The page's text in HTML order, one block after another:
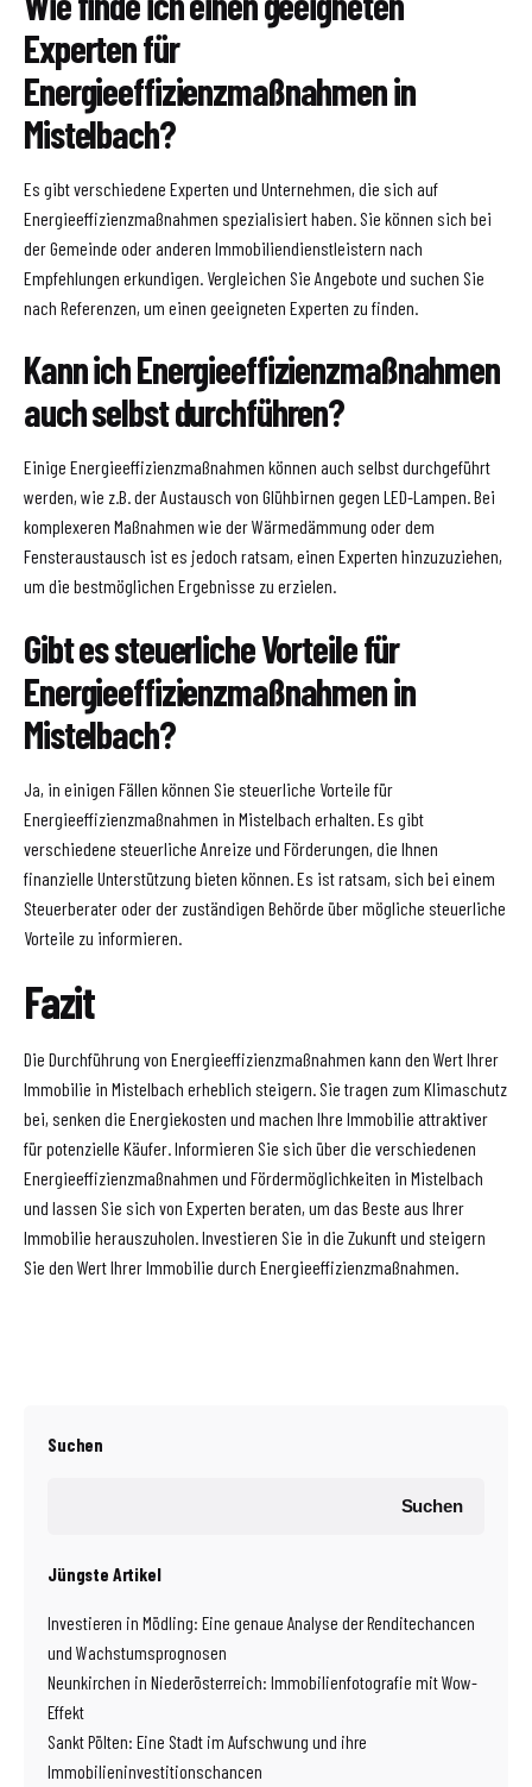
Experten für
Energieeffizienzmaßnahmen in
Mistelbach?
Es gibt verschiedene Experten und Unternehmen, die sich auf
Energieeffizienzmaßnahmen spezialisiert haben. Sie können sich bei
der Gemeinde oder anderen Immobiliendienstleistern nach
Empfehlungen erkundigen. Vergleichen Sie Angebote und suchen Sie
nach Referenzen, um einen geeigneten Experten zu finden.
Kann ich Energieeffizienzmaßnahmen
auch selbst durchführen?
Einige Energieeffizienzmaßnahmen können auch selbst durchgeführt
werden, wie z.B. der Austausch von Glühbirnen gegen LED-Lampen. Bei
komplexeren Maßnahmen wie der Wärmedämmung oder dem
Fensteraustausch ist es jedoch ratsam, einen Experten hinzuzuziehen,
um die bestmöglichen Ergebnisse zu erzielen.
Gibt es steuerliche Vorteile für
Energieeffizienzmaßnahmen in
Mistelbach?
Ja, in einigen Fällen können Sie steuerliche Vorteile für
Energieeffizienzmaßnahmen in Mistelbach erhalten. Es gibt
verschiedene steuerliche Anreize und Förderungen, die Ihnen
finanzielle Unterstützung bieten können. Es ist ratsam, sich bei einem
Steuerberater oder der zuständigen Behörde über mögliche steuerliche
Vorteile zu informieren.
Fazit
Die Durchführung von Energieeffizienzmaßnahmen kann den Wert Ihrer
Immobilie in Mistelbach erheblich steigern. Sie tragen zum Klimaschutz
bei, senken die Energiekosten und machen Ihre Immobilie attraktiver
für potenzielle Käufer. Informieren Sie sich über die verschiedenen
Energieeffizienzmaßnahmen und Fördermöglichkeiten in Mistelbach
und lassen Sie sich von Experten beraten, um das Beste aus Ihrer
Immobilie herauszuholen. Investieren Sie in die Zukunft und steigern
Sie den Wert Ihrer Immobilie durch Energieeffizienzmaßnahmen.
Suchen
Suchen
Jüngste Artikel
Investieren in Mödling: Eine genaue Analyse der Renditechancen
und Wachstumsprognosen
Neunkirchen in Niederösterreich: Immobilienfotografie mit Wow-
Effekt
Sankt Pölten: Eine Stadt im Aufschwung und ihre
Immobilieninvestitionschancen